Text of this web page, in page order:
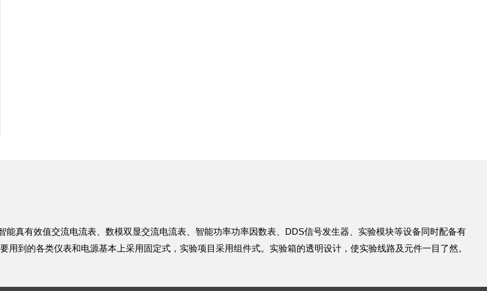
真有效值交流电流表、数模双显交流电流表、智能功率功率因数表、 DDS信号发生器、实验模块等设备同时配备有
到的各类仪表和电源基本上采用固定式，实验项目采用组件式。实验箱的透明设计，使实验线路及元件一目了然。